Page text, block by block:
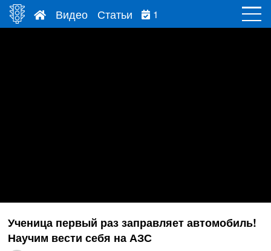
Видео Статьи 1
Ученица первый раз заправляет автомобиль!
Научим вести себя на АЗС